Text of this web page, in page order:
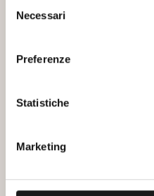
delNecessari
Preferenze
Statistiche
Marketing
SYRAH XX